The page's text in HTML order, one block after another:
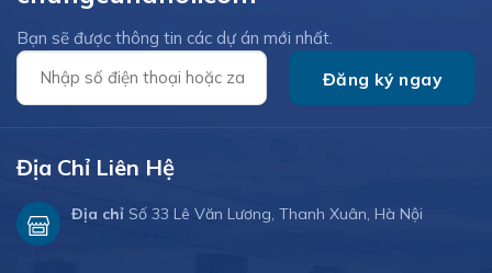
Bạn sẽ được thông tin các dự án mới nhất.
Địa Chỉ Liên Hệ
Địa chỉ Số 33 Lê Văn Lương, Thanh Xuân, Hà Nội